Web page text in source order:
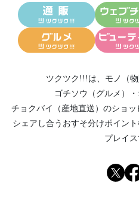
ツクツク!!!は、 モノ（物
ゴチソウ（グルメ）
・
チョクバイ（産地直送） のショッ
シェアし合う おすそ分けポイン
プレイス